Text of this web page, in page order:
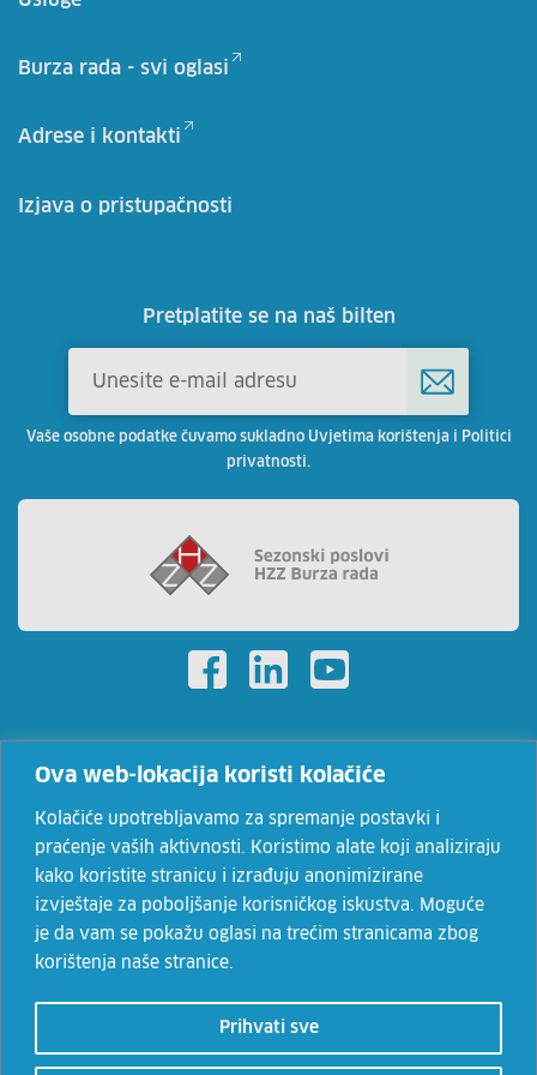
Ova web-lokacija koristi kolačiće
Kolačiće upotrebljavamo za spremanje postavki i
praćenje vaših aktivnosti. Koristimo alate koji analiziraju
kako koristite stranicu i izrađuju anonimizirane
izvještaje za poboljšanje korisničkog iskustva. Moguće
je da vam se pokažu oglasi na trećim stranicama zbog
korištenja naše stranice.
Prihvati sve
Burza rada - svi oglasi
Adrese i kontakti
Izjava o pristupačnosti
Pretplatite se na naš bilten
Vaše osobne podatke čuvamo sukladno Uvjetima korištenja i Politici
privatnosti.
Umirovljenici.hzz.hr
Mjere.hr
Eures.hr
Cisok.hr
© 2022. Hrvatski zavod za zapošljavanje. Sadržaji se mogu
prenositi uz navođenje izvora.Uvjeti korištenjaipolitika